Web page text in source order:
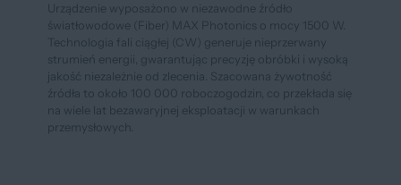
Urządzenie wyposażono w niezawodne źródło
światłowodowe (Fiber) MAX Photonics o mocy 1500 W.
Technologia fali ciągłej (CW) generuje nieprzerwany
strumień energii, gwarantując precyzję obróbki i wysoką
jakość niezależnie od zlecenia. Szacowana żywotność
źródła to około 100 000 roboczogodzin, co przekłada się
na wiele lat bezawaryjnej eksploatacji w warunkach
przemysłowych.